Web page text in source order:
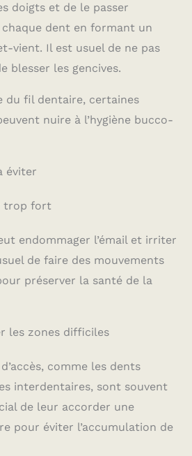
doigts et de le passer
dent en formant un
vient. Il est usuel de ne pas
blesser les gencives.
du fil dentaire, certaines
nuire à l’hygiène bucco-
éviter
trop fort
endommager l’émail et irriter
de faire des mouvements
préserver la santé de la
les zones difficiles
comme les dents
interdentaires, sont souvent
de leur accorder une
pour éviter l’accumulation de